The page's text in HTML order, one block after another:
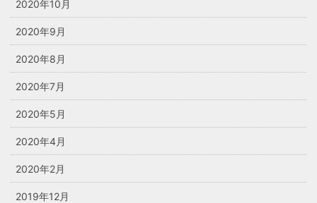
2020年10月
2020年9月
2020年8月
2020年7月
2020年5月
2020年4月
2020年2月
2019年12月